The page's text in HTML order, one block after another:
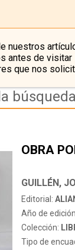
nuestros
antes de
que nos
OBRA
GUILLÉN,
Editorial:
Año de
Colección:
Tipo de